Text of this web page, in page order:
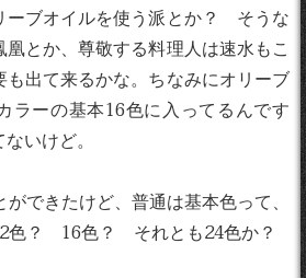
ーブオイルを使う派とか？ そうな
とか、尊敬する料理人は速水もこ
出て来るかな。ちなみにオリーブ
ラーの基本16色に入ってるんです
いけど。
できたけど、普通は基本色って、
色？ 16色？ それとも24色か？